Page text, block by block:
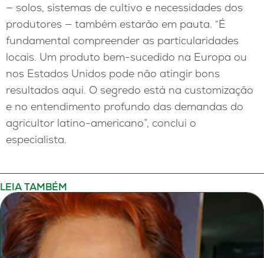
— solos, sistemas de cultivo e necessidades dos
produtores — também estarão em pauta. “É
fundamental compreender as particularidades
locais. Um produto bem-sucedido na Europa ou
nos Estados Unidos pode não atingir bons
resultados aqui. O segredo está na customização
e no entendimento profundo das demandas do
agricultor latino-americano”, conclui o
especialista.
LEIA TAMBÉM